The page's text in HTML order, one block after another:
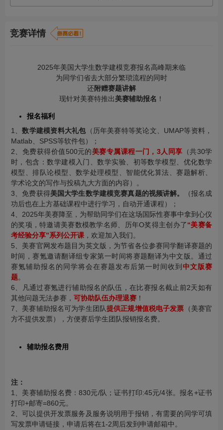
竞赛详情
2025年美国大学生数学建模竞赛报名高峰期来临
为同学们省去大部分繁琐流程的同时
还附赠赛题讲解
现针对美赛特推出美赛辅助报名 ！
报名福利
1、数学建模资料大礼包（历年美赛特等奖论文、UMAP等资料，
Matlab、SPSS等软件包）；
2、免费获得价值500元的美赛专属课程一门，3人同享 （共30学
时，包含：数学建模入门、数学实验、初等数学模型、优化数学
模型、排队论模型、数学处理模型、智能优化算法、赛题解析、
学术论文的写作与投稿九大方面的内容）。
3、免费获得美国大学生数学建模竞赛真题的视频讲解。
（报名成
功后也在上方基础课程中进行学习，自动开通课程）；
4、2025年美赛降至，为帮助同学们在这场国际性赛事中拿到心仪
的奖项，特邀请美赛数模教学名师、历年O奖得主创办了“美赛备
考经验分享”系列公开课 ，欢迎加入我们。
5、美赛官网发布题目为英文版，为节省各位参赛同学翻译赛题的
时间，赛氪邀请翻译组专家第一时间将赛题翻译为中文版。通过
赛氪辅助报名的同学将会在赛题发布后第一时间收到 中文版赛
题。
6、凡通过赛氪进行辅助报名的队伍，在比赛报名截止前2天如有
其他问题无法参赛， 可协助队伍办理退赛 ！
7、美赛辅助报名可为学生团队提供正规增值税电子发票 （美赛官
方不提供发票），方便赛后学生团队报销报名费。
辅助报名费用
注：
1、美赛辅助报名费：830元/队；证书打印:45元/4张。报名+证书
打印+邮寄=860元。
2、可以提供开发票服务及服务说明用于报销，有需要的同学可填
写发票申请链接，申请后将在1-2周后发到申请邮箱中。